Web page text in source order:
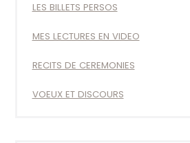
LES BILLETS PERSOS
MES LECTURES EN VIDEO
RECITS DE CEREMONIES
VOEUX ET DISCOURS